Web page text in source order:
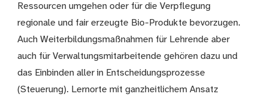
Ressourcen umgehen oder für die Verpflegung
regionale und fair erzeugte Bio-Produkte bevorzugen.
Auch Weiterbildungsmaßnahmen für Lehrende aber
auch für Verwaltungsmitarbeitende gehören dazu und
das Einbinden aller in Entscheidungsprozesse
(Steuerung). Lernorte mit ganzheitlichem Ansatz